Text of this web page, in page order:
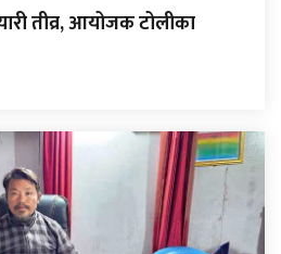
तीव्र, आयोजक टोलीका